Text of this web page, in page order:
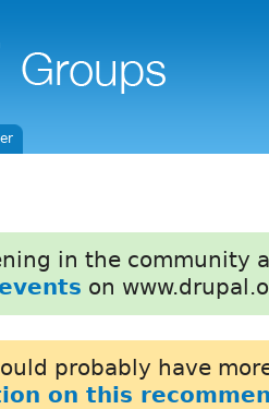
in the community
on
probably have
on this